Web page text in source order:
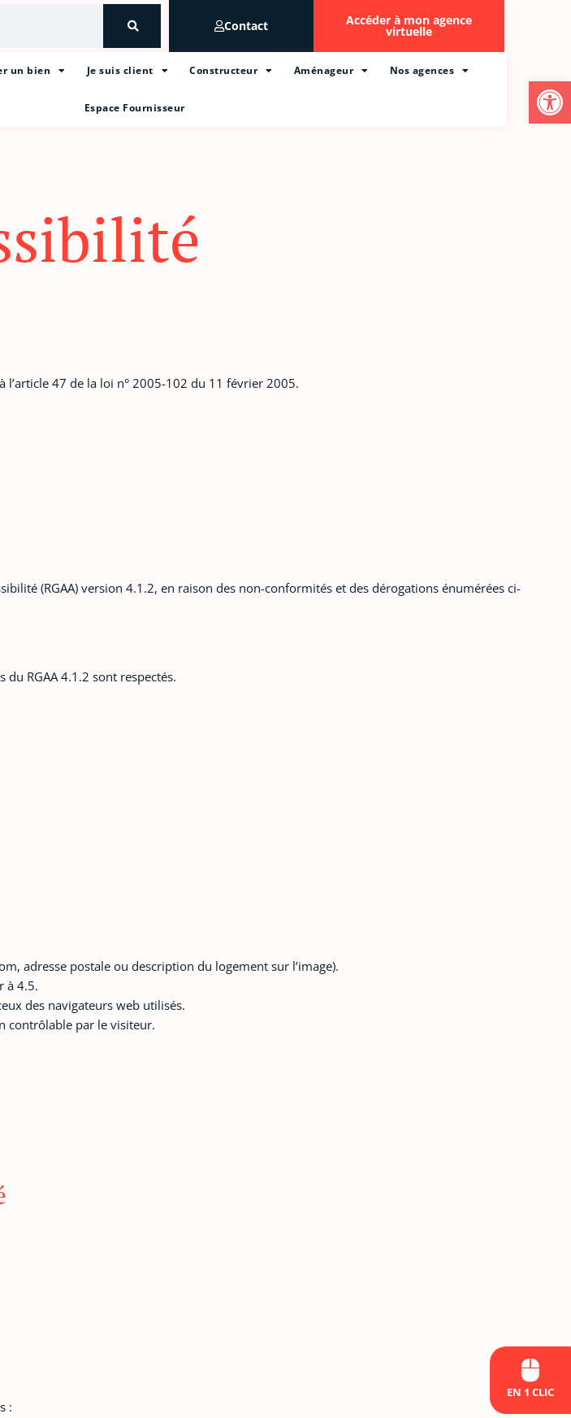
Ouvrir
Contact Accéder à mon agence
virtuelle
un bien Je suis client Constructeur Aménageur Nos agences
Espace Fournisseur
EN 1 CLIC
l’article 47 de la loi n° 2005-102 du 11 février 2005.
(RGAA) version 4.1.2, en raison des non-conformités et des dérogations énumérées ci-
du RGAA 4.1.2 sont respectés.
adresse postale ou description du logement sur l’image).
à 4.5.
des navigateurs web utilisés.
contrôlable par le visiteur.
: